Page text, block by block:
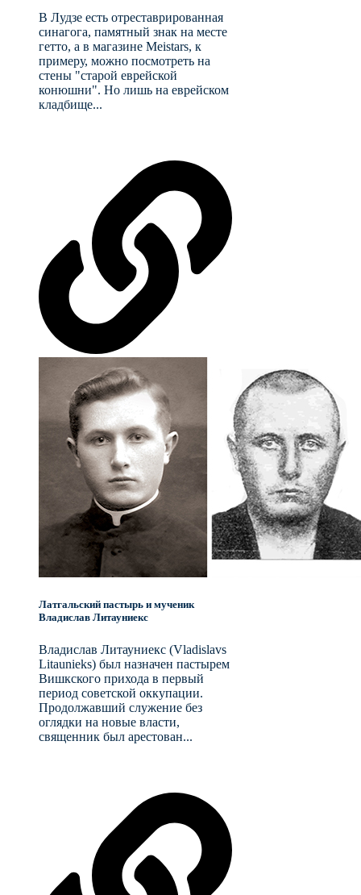
В Лудзе есть отреставрированная
синагога, памятный знак на месте
гетто, а в магазине Meistars, к
примеру, можно посмотреть на
стены "старой еврейской
конюшни". Но лишь на еврейском
кладбище...
Латгальский пастырь и мученик
Владислав Литауниекс
Владислав Литауниекс (Vladislavs
Litaunieks) был назначен пастырем
Вишкского прихода в первый
период советской оккупации.
Продолжавший служение без
оглядки на новые власти,
священник был арестован...